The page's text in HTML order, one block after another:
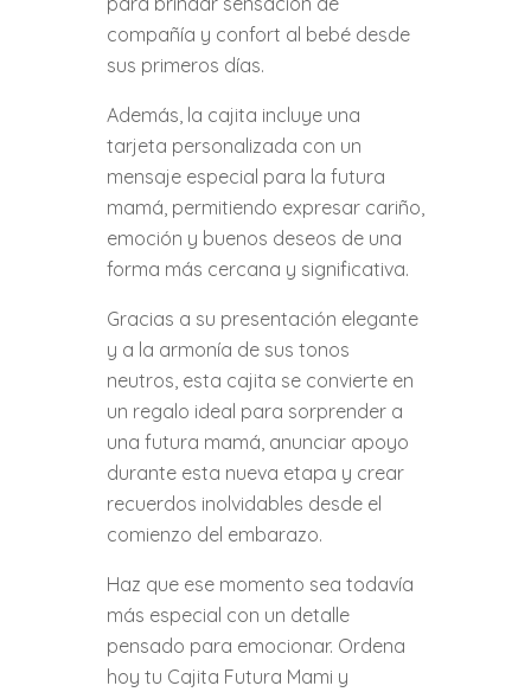
compañía y confort al bebé desde
sus primeros días.
Además, la cajita incluye una
tarjeta personalizada con un
mensaje especial para la futura
mamá, permitiendo expresar cariño,
emoción y buenos deseos de una
forma más cercana y significativa.
Gracias a su presentación elegante
y a la armonía de sus tonos
neutros, esta cajita se convierte en
un regalo ideal para sorprender a
una futura mamá, anunciar apoyo
durante esta nueva etapa y crear
recuerdos inolvidables desde el
comienzo del embarazo.
Haz que ese momento sea todavía
más especial con un detalle
pensado para emocionar. Ordena
hoy tu Cajita Futura Mami y